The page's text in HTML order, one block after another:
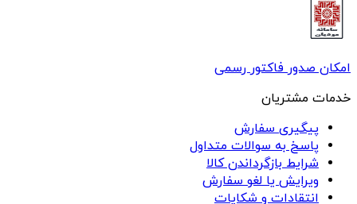
امکان صدور فاکتور رسمی
خدمات مشتریان
پیگیری سفارش
پاسخ به سوالات متداول
شرایط بازگرداندن کالا
ویرایش یا لغو سفارش
انتقادات و شکایات